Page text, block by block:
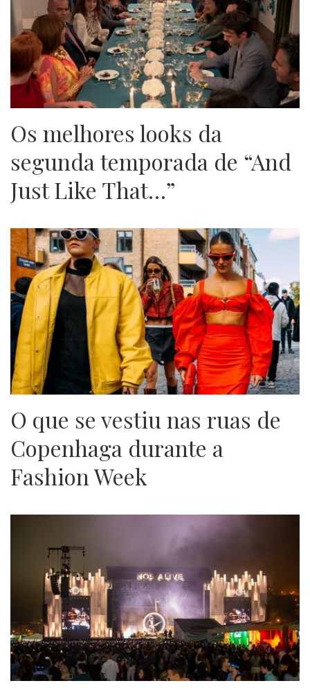
Os melhores looks da
segunda temporada de “And
Just Like That…”
O que se vestiu nas ruas de
Copenhaga durante a
Fashion Week